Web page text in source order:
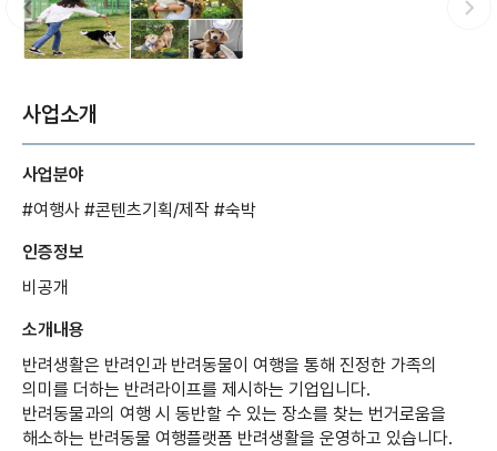
사업소개
사업분야
#여행사 #콘텐츠기획/제작 #숙박
인증정보
비공개
소개내용
반려생활은 반려인과 반려동물이 여행을 통해 진정한 가족의
의미를 더하는 반려라이프를 제시하는 기업입니다.
반려동물과의 여행 시 동반할 수 있는 장소를 찾는 번거로움을
해소하는 반려동물 여행플랫폼 반려생활을 운영하고 있습니다.